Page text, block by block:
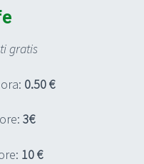
gratis
0.50 €
3€
10 €